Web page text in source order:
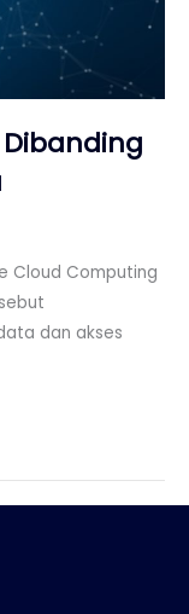
Cloud Computing
dan akses